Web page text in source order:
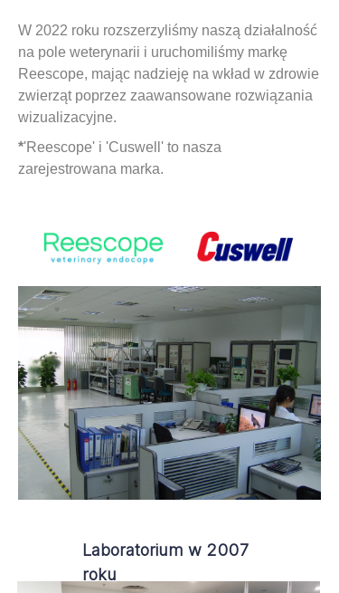
W 2022 roku rozszerzyliśmy naszą działalność
na pole weterynarii i uruchomiliśmy markę
Reescope, mając nadzieję na wkład w zdrowie
zwierząt poprzez zaawansowane rozwiązania
wizualizacyjne.
Laboratorium w 2007
roku
*'Reescope' i 'Cuswell' to nasza
zarejestrowana marka.